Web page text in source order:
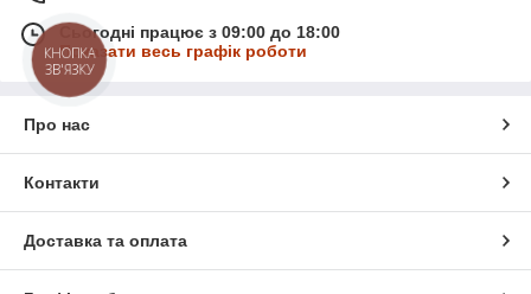
Сьогодні працює з 09:00 до 18:00
Показати весь графік роботи
Про нас
Контакти
Доставка та оплата
КНОПКА
ЗВ'ЯЗКУ